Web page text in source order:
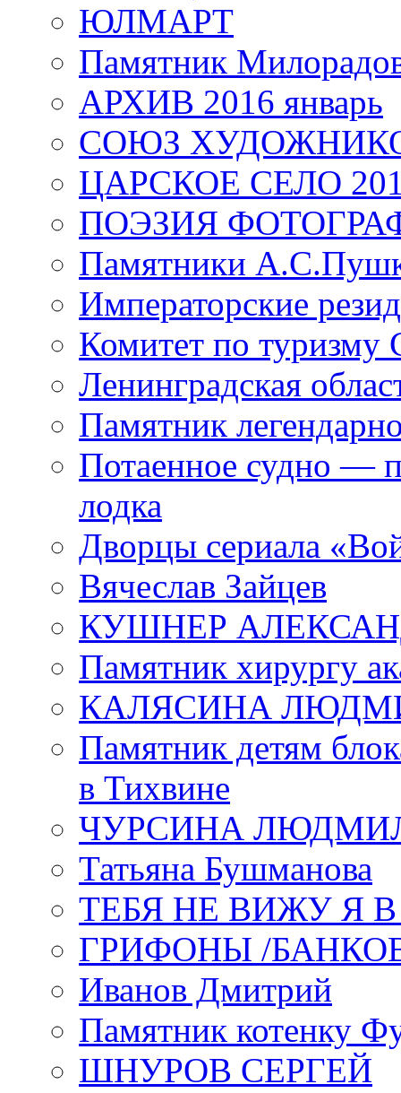
ЮЛМАРТ
Памятник
АРХИВ 2016 январь
СОЮЗ
ЦАРСКОЕ СЕЛО
ПОЭЗИЯ
Памятники
Императорские
Комитет по туризму
Ленинградская
Памятник
Потаенное судно —
лодка
Дворцы сериала
Вячеслав Зайцев
КУШНЕР
Памятник хирургу
КАЛЯСИНА
Памятник детям
в Тихвине
ЧУРСИНА
Татьяна Бушманова
ТЕБЯ НЕ ВИЖУ Я
ГРИФОНЫ /
Иванов Дмитрий
Памятник котенку
ШНУРОВ СЕРГЕЙ